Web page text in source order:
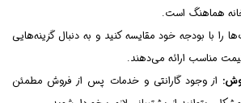
هماهنگ است.
را با بودجه خود مقایسه کنید و به دنبال گزینه‌هایی
مناسب ارائه می‌دهند.
از وجود گارانتی و خدمات پس از فروش مطمئن